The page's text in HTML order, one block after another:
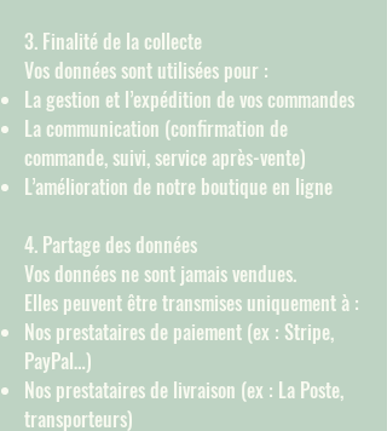
3. Finalité de la collecte
Vos données sont utilisées pour :
La gestion et l’expédition de vos commandes
La communication (confirmation de
commande, suivi, service après-vente)
L’amélioration de notre boutique en ligne
4. Partage des données
Vos données ne sont jamais vendues.
Elles peuvent être transmises uniquement à :
Nos prestataires de paiement (ex : Stripe,
PayPal…)
Nos prestataires de livraison (ex : La Poste,
transporteurs)